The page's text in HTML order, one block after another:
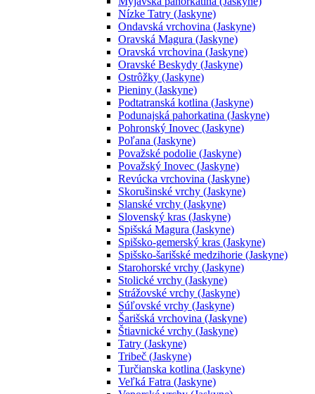
Nízke Tatry (Jaskyne)
Ondavská vrchovina (Jaskyne)
Oravská Magura (Jaskyne)
Oravská vrchovina (Jaskyne)
Oravské Beskydy (Jaskyne)
Ostrôžky (Jaskyne)
Pieniny (Jaskyne)
Podtatranská kotlina (Jaskyne)
Podunajská pahorkatina (Jaskyne)
Pohronský Inovec (Jaskyne)
Poľana (Jaskyne)
Považské podolie (Jaskyne)
Považský Inovec (Jaskyne)
Revúcka vrchovina (Jaskyne)
Skorušinské vrchy (Jaskyne)
Slanské vrchy (Jaskyne)
Slovenský kras (Jaskyne)
Spišská Magura (Jaskyne)
Spišsko-gemerský kras (Jaskyne)
Spišsko-šarišské medzihorie (Jaskyne)
Starohorské vrchy (Jaskyne)
Stolické vrchy (Jaskyne)
Strážovské vrchy (Jaskyne)
Súľovské vrchy (Jaskyne)
Šarišská vrchovina (Jaskyne)
Štiavnické vrchy (Jaskyne)
Tatry (Jaskyne)
Tribeč (Jaskyne)
Turčianska kotlina (Jaskyne)
Veľká Fatra (Jaskyne)